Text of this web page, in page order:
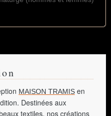
MAISON TRAMIS en
Destinées aux
textiles, nos créations